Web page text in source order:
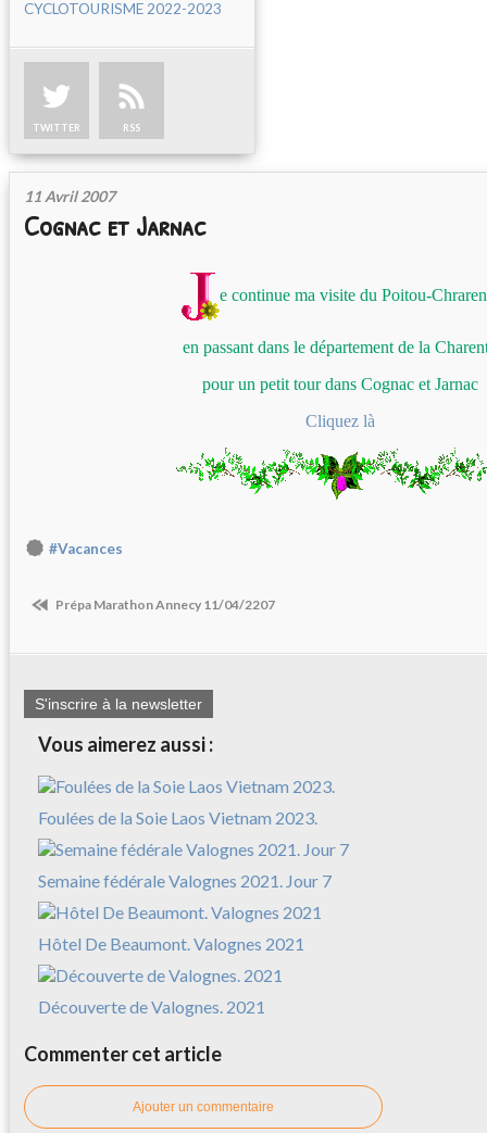
CYCLOTOURISME 2022-2023
TWITTER RSS
11 Avril 2007
Cognac et Jarnac
e continue ma visite du Poitou-
en passant dans le département de la
pour un petit tour dans Cognac et Jarnac
Cliquez là
#Vacances
Prépa Marathon Annecy 11/04/2207
S'inscrire à la newsletter
Vous aimerez aussi :
Foulées de la Soie Laos Vietnam 2023.
Semaine fédérale Valognes 2021. Jour 7
Hôtel De Beaumont. Valognes 2021
Découverte de Valognes. 2021
Commenter cet article
Ajouter un commentaire